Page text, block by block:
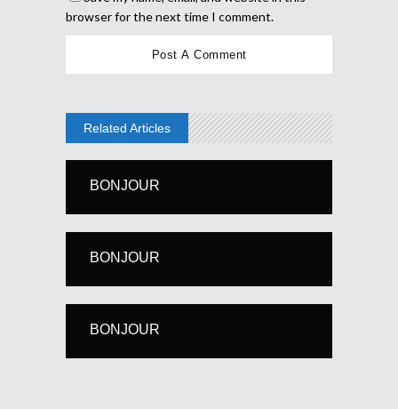
browser for the next time I comment.
Related Articles
BONJOUR
BONJOUR
BONJOUR